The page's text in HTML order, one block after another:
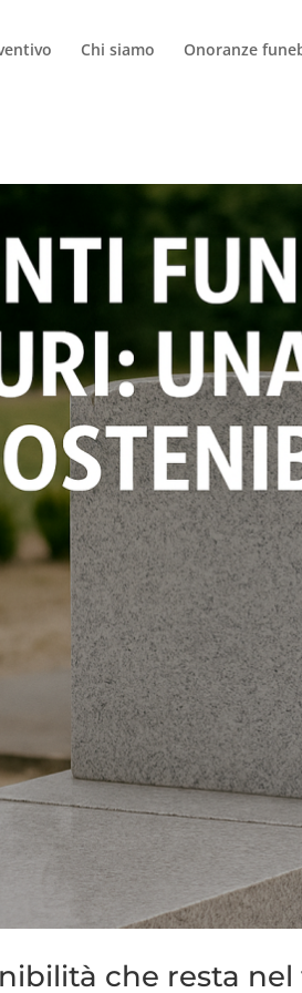
Chi siamo Onoranze
che resta